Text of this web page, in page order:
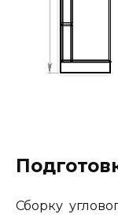
Сборку